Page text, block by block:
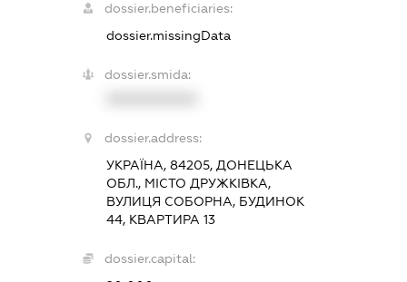
dossier.beneficiaries:
dossier.missingData
dossier.smida:
dossier.address:
УКРАЇНА, 84205, ДОНЕЦЬКА
ОБЛ., МІСТО ДРУЖКІВКА,
ВУЛИЦЯ СОБОРНА, БУДИНОК
44, КВАРТИРА 13
dossier.capital: